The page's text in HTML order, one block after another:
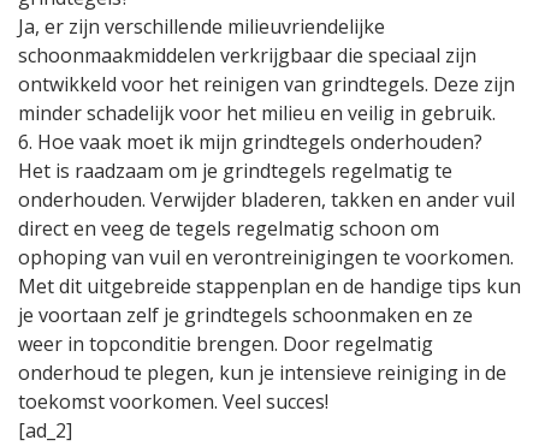
Ja, er zijn verschillende milieuvriendelijke
schoonmaakmiddelen verkrijgbaar die speciaal zijn
ontwikkeld voor het reinigen van grindtegels. Deze zijn
minder schadelijk voor het milieu en veilig in gebruik.
6. Hoe vaak moet ik mijn grindtegels onderhouden?
Het is raadzaam om je grindtegels regelmatig te
onderhouden. Verwijder bladeren, takken en ander vuil
direct en veeg de tegels regelmatig schoon om
ophoping van vuil en verontreinigingen te voorkomen.
Met dit uitgebreide stappenplan en de handige tips kun
je voortaan zelf je grindtegels schoonmaken en ze
weer in topconditie brengen. Door regelmatig
onderhoud te plegen, kun je intensieve reiniging in de
toekomst voorkomen. Veel succes!
[ad_2]